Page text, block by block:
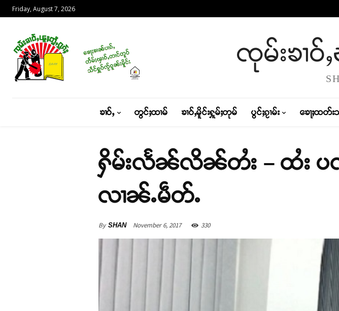
Friday, August 7, 2026
ၸုမ်းၶၢဝ်
ၶၢဝ်ႇ တွင်ႈထၢမ် ၶၢဝ်ႇမိူင်းႁူမ်ႈတုမ် ပွင်ႈၵႂၢမ်း ၶေႃႈထတ်း
ႁိမ်းလႅၼ်လိၼ်တႆး – ထႆး ပလိ
လၢၼ်ႉမဵတ်ႉ
By SHAN November 6, 2017 330